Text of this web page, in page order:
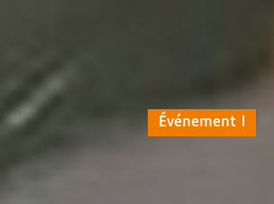
Événement !